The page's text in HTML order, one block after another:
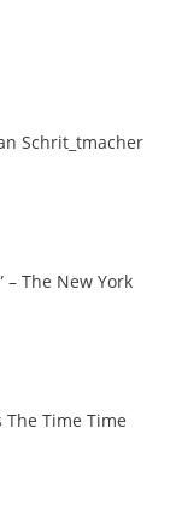
Schrit_tmacher
– The New York
The Time Time